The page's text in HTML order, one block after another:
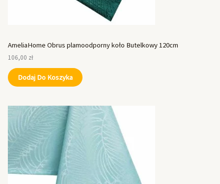
AmeliaHome Obrus plamoodporny koło Butelkowy 120cm
106,00 zł
Dodaj Do Koszyka